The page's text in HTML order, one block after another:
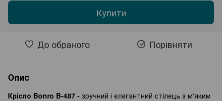
Купити
До обраного Порівняти
Опис
Крісло Bonro B-487 - зручний і елегантний стілець з м'яким